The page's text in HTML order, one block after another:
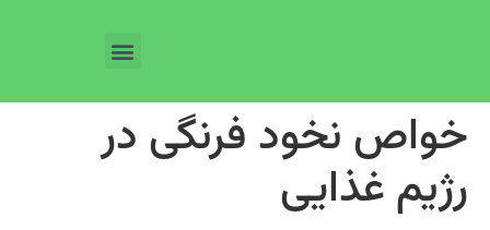
خواص نخود فرنگی در
رژیم غذایی